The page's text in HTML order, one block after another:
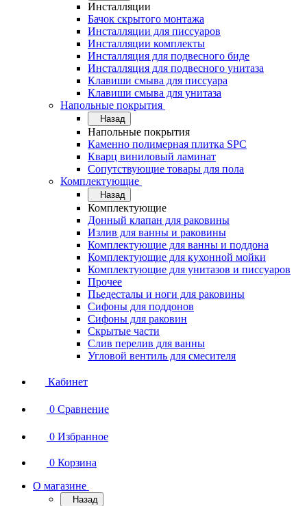
Инсталляции
Бачок скрытого монтажа
Инсталляции для писсуаров
Инсталляции комплекты
Инсталляция для подвесного биде
Инсталляция для подвесного унитаза
Клавиши смыва для писсуара
Клавиши смыва для унитаза
Напольные покрытия
Назад
Напольные покрытия
Каменно полимерная плитка SPC
Кварц виниловый ламинат
Сопутствующие товары для пола
Комплектующие
Назад
Комплектующие
Донный клапан для раковины
Излив для ванны и раковины
Комплектующие для ванны и поддона
Комплектующие для кухонной мойки
Комплектующие для унитазов и писсуаров
Прочее
Пьедесталы и ноги для раковины
Сифоны для поддонов
Сифоны для раковин
Скрытые части
Слив перелив для ванны
Угловой вентиль для смесителя
Кабинет
0 Сравнение
0 Избранное
0 Корзина
О магазине
Назад